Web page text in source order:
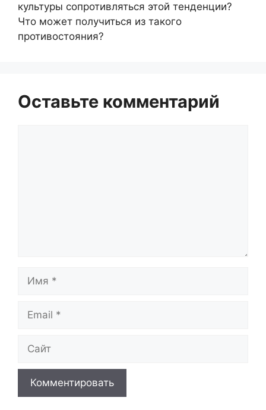
культуры сопротивляться этой тенденции?
Что может получиться из такого
противостояния?
Оставьте комментарий
Имя
Email
Сайт